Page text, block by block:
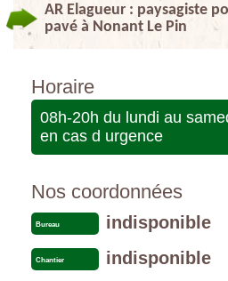
AR Elagueur : paysagiste
pavé à Nonant Le Pin
Horaire
08h-20h du lundi au
en cas d urgence
Nos coordonnées
Bureau indisponible
Chantier indisponible